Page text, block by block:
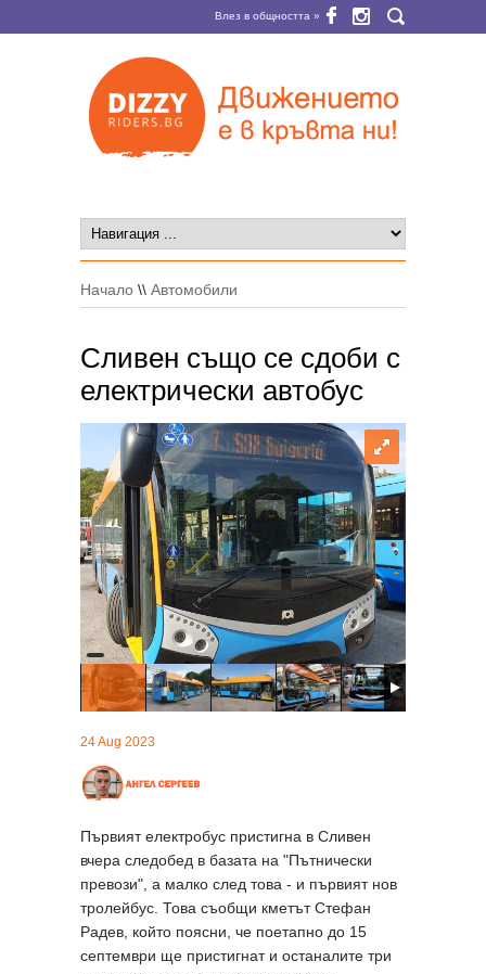
Влез в общността »
Начало \\ Автомобили
Сливен също се сдоби с
електрически автобус
24 Aug 2023
Първият електробус пристигна в Сливен
вчера следобед в базата на "Пътнически
превози", а малко след това - и първият нов
тролейбус. Това съобщи кметът Стефан
Радев, който поясни, че поетапно до 15
септември ще пристигнат и останалите три